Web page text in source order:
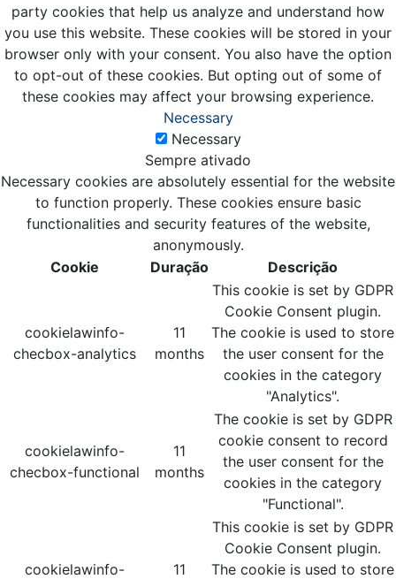
party cookies that help us analyze and understand how
you use this website. These cookies will be stored in your
browser only with your consent. You also have the option
to opt-out of these cookies. But opting out of some of
these cookies may affect your browsing experience.
Necessary
Necessary
Sempre ativado
Necessary cookies are absolutely essential for the website
to function properly. These cookies ensure basic
functionalities and security features of the website,
anonymously.
Cookie
Duração Descrição
cookielawinfo-
checbox-analytics
11
months
This cookie is set by GDPR
Cookie Consent plugin.
The cookie is used to store
the user consent for the
cookies in the category
"Analytics".
cookielawinfo-
checbox-functional
11
months
The cookie is set by GDPR
cookie consent to record
the user consent for the
cookies in the category
"Functional".
cookielawinfo-
11
This cookie is set by GDPR
Cookie Consent plugin.
The cookie is used to store